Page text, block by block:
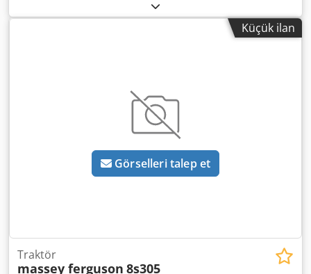
soğutmalı Bağlantı: 1x32A, 1x64A 1x220V Soketler veya
devre kesici, isteğe bağlı 125A soket Frekans: 50 Hz Gerilim:
400/230 V elektronik hız kontrolü, AVR, akü şarj cihazı, ön
Küçük ilan
Görselleri talep et
Traktör
massey ferguson 8s305